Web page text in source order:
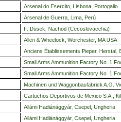
Arsenal do Esercito, Lisbona, Portogallo
Arsenal de Guerra, Lima, Perù
F. Dusek, Nachod (Cecoslovacchia)
Allen & Wheelock, Worchester, MA USA
Anciens Établissements Pieper, Herstal,
Small Arms Ammunition Factory No. 1
Small Arms Ammunition Factory No. 1
Machinen und Waggonbaufabrick A.G.
Cartuchos Deportivos de Mexico S.A.,
Allámi Hadiánággyár, Csepel, Ungheria
Allámi Hadiánággyár, Csepel, Ungheria